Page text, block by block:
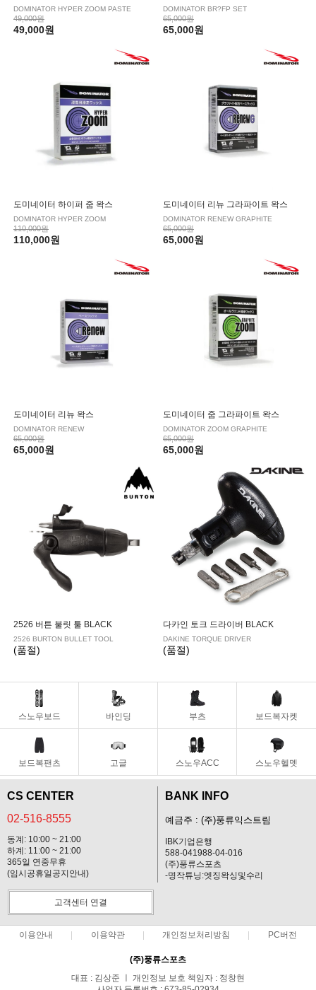
DOMINATOR HYPER ZOOM PASTE
49,000원
49,000원
DOMINATOR BR?FP SET
65,000원
65,000원
도미네이터 하이퍼 줌 왁스
DOMINATOR HYPER ZOOM
110,000원
110,000원
도미네이터 리뉴 그라파이트 왁스
DOMINATOR RENEW GRAPHITE
65,000원
65,000원
도미네이터 리뉴 왁스
DOMINATOR RENEW
65,000원
65,000원
도미네이터 줌 그라파이트 왁스
DOMINATOR ZOOM GRAPHITE
65,000원
65,000원
2526 버튼 불릿 툴 BLACK
2526 BURTON BULLET TOOL
(품절)
다카인 토크 드라이버 BLACK
DAKINE TORQUE DRIVER
(품절)
스노우보드 바인딩 부츠 보드복자켓
보드복팬츠 고글 스노우ACC 스노우헬멧
CS CENTER
02-516-8555
동계: 10:00 ~ 21:00
하계: 11:00 ~ 21:00
365일 연중무휴
(임시공휴일공지안내)
BANK INFO
예금주 : (주)풍류익스트림
IBK기업은행
588-041988-04-016
(주)풍류스포츠
-명작튜닝:엣징왁싱및수리
고객센터 연결
이용안내 이용약관 개인정보처리방침 PC버전
(주)풍류스포츠
대표 : 김상준 ㅣ 개인정보 보호 책임자 : 정창현